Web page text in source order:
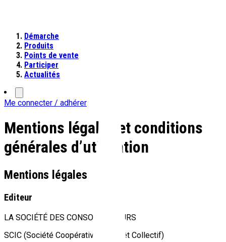
Démarche
Produits
Points de vente
Participer
Actualités
Me connecter / adhérer
Mentions légales et conditions
générales d’utilisation
Mentions légales
Editeur
LA SOCIÉTÉ DES CONSOMMATEURS
SCIC (Société Coopérative d’Intérêt Collectif)